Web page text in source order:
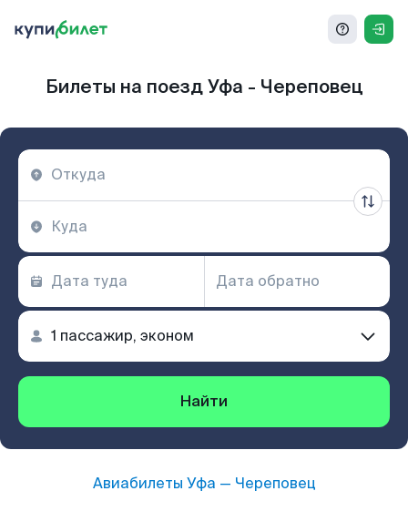
Билеты на поезд Уфа - Череповец
Найти
Авиабилеты Уфа — Череповец